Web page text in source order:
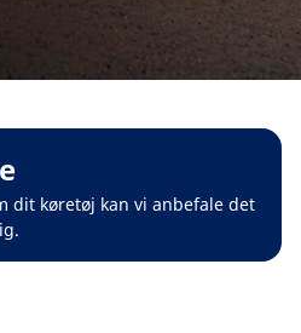
dit køretøj kan vi anbefale det